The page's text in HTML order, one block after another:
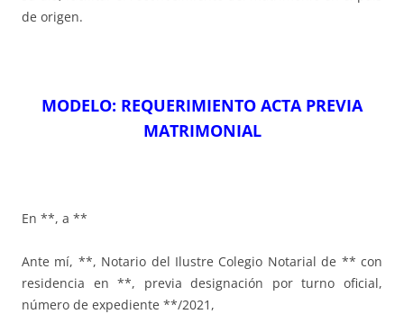
de origen.
MODELO: REQUERIMIENTO ACTA PREVIA
MATRIMONIAL
En **, a **
Ante mí, **, Notario del Ilustre Colegio Notarial de ** con
residencia en **, previa designación por turno oficial,
número de expediente **/2021,